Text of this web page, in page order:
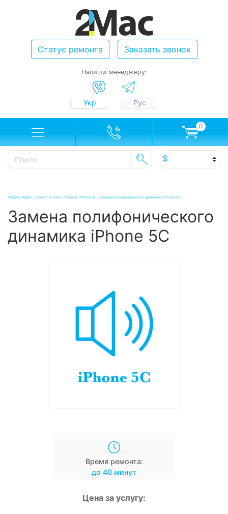
Статус ремонта Заказать звонок
Напиши менеджеру:
Укр Рус
0
Ремонт Apple / Ремонт iPhone / Ремонт iPhone 5C / Замена полифонического динамика iPhone 5C
Замена полифонического
динамика iPhone 5C
Время ремонта:
до 40 минут
Цена за услугу: